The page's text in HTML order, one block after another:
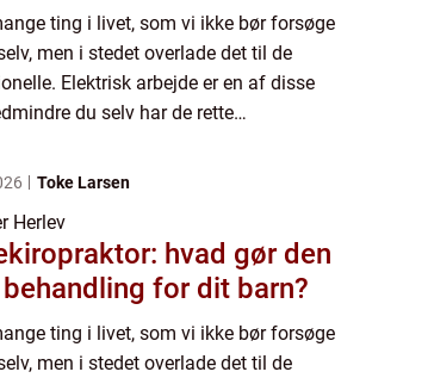
ting i livet, som vi ikke bør forsøge
men i stedet overlade det til de
Elektrisk arbejde er en af disse
du selv har de rette
t...Toke Larsen
Herlev
hvad gør den
for dit barn?
ting i livet, som vi ikke bør forsøge
men i stedet overlade det til de